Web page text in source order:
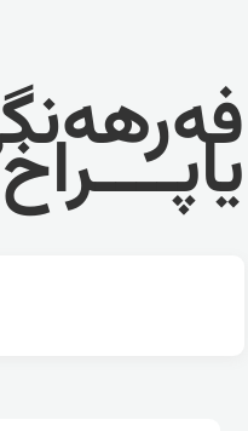
یاپــــراخ